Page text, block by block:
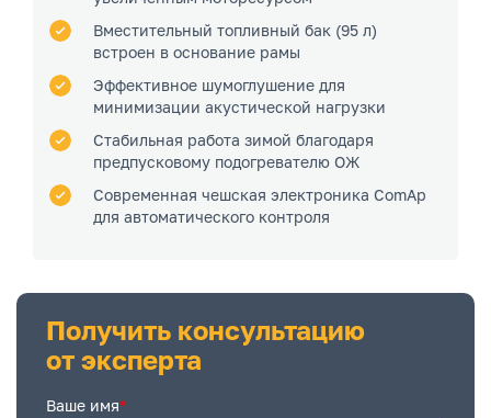
Вместительный топливный бак (95 л)
встроен в основание рамы
Эффективное шумоглушение для
минимизации акустической нагрузки
Стабильная работа зимой благодаря
предпусковому подогревателю ОЖ
Современная чешская электроника ComAp
для автоматического контроля
Получить консультацию
от эксперта
Ваше имя*